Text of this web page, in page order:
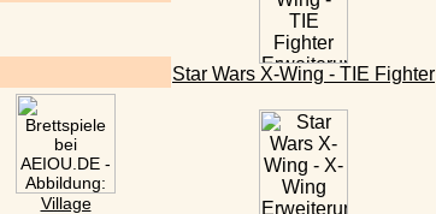
Star Wars X-Wing - TIE Fighter
Village